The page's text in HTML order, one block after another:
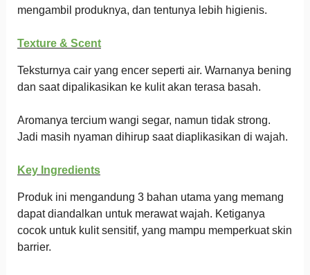
mengambil produknya, dan tentunya lebih higienis.
Texture & Scent
Teksturnya cair yang encer seperti air. Warnanya bening
dan saat dipalikasikan ke kulit akan terasa basah.
Aromanya tercium wangi segar, namun tidak strong.
Jadi masih nyaman dihirup saat diaplikasikan di wajah.
Key Ingredients
Produk ini mengandung 3 bahan utama yang memang
dapat diandalkan untuk merawat wajah. Ketiganya
cocok untuk kulit sensitif, yang mampu memperkuat skin
barrier.